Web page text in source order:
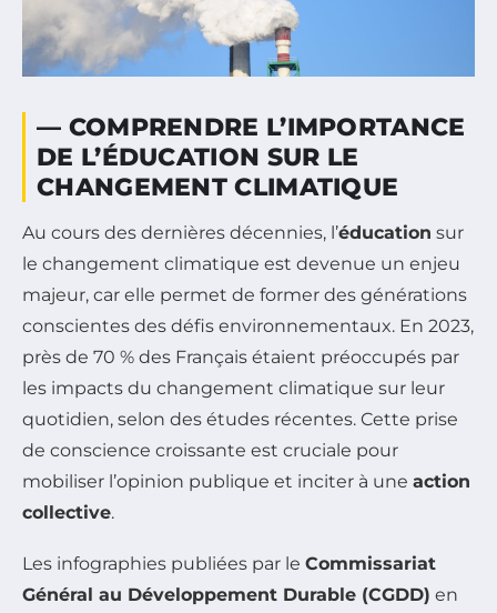
— COMPRENDRE L’IMPORTANCE
DE L’ÉDUCATION SUR LE
CHANGEMENT CLIMATIQUE
Au cours des dernières décennies, l’éducation sur
le changement climatique est devenue un enjeu
majeur, car elle permet de former des générations
conscientes des défis environnementaux. En 2023,
près de 70 % des Français étaient préoccupés par
les impacts du changement climatique sur leur
quotidien, selon des études récentes. Cette prise
de conscience croissante est cruciale pour
mobiliser l’opinion publique et inciter à une action
collective.
Les infographies publiées par le Commissariat
Général au Développement Durable (CGDD) en